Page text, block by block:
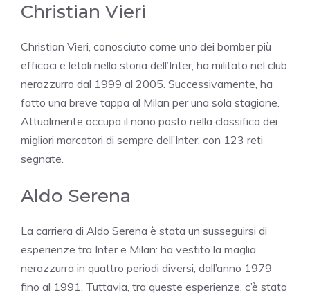
Christian Vieri
Christian Vieri, conosciuto come uno dei bomber più
efficaci e letali nella storia dell’Inter, ha militato nel club
nerazzurro dal 1999 al 2005. Successivamente, ha
fatto una breve tappa al Milan per una sola stagione.
Attualmente occupa il nono posto nella classifica dei
migliori marcatori di sempre dell’Inter, con 123 reti
segnate.
Aldo Serena
La carriera di Aldo Serena è stata un susseguirsi di
esperienze tra Inter e Milan: ha vestito la maglia
nerazzurra in quattro periodi diversi, dall’anno 1979
fino al 1991. Tuttavia, tra queste esperienze, c’è stato